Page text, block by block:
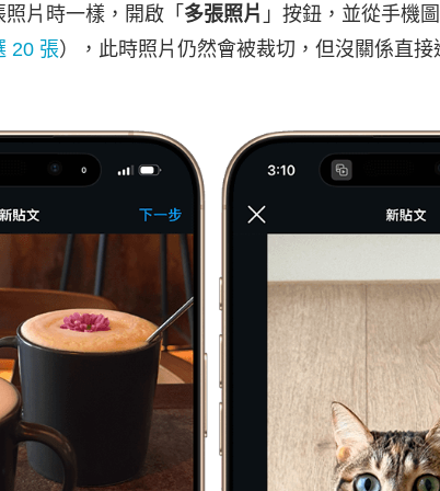
片時一樣，開啟「 多張照片 」按鈕，並從手機
20 張），此時照片仍然會被裁切，但沒關係直接